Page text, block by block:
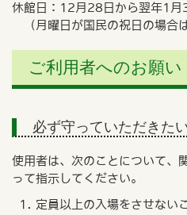
休館日：12月28日から翌年1月
（月曜日が国民の祝日の場合
ご利用者へのお願い
必ず守っていただきた
使用者は、次のことについて、
って指示してください。
定員以上の入場をさせない